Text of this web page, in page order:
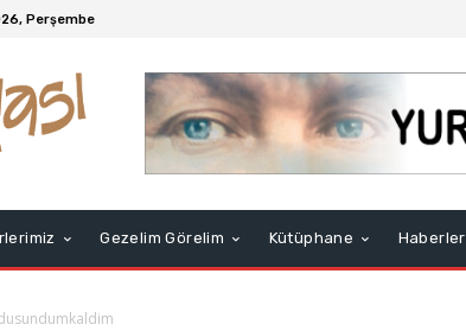
Perşembe
Gezelim Görelim Kütüphane Haberler